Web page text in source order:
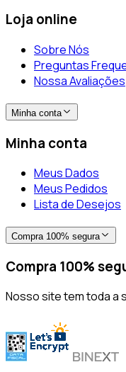
Loja online
Sobre Nós
Preguntas
Nossa Avaliações
Minha conta
Minha conta
Meus Dados
Meus Pedidos
Lista de Desejos
Compra 100% segura
Compra 100%
Nosso site tem toda a